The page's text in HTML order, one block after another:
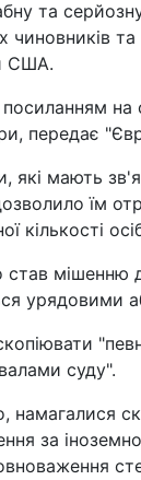
та
США.
передає
мають
їм
кількості
мішенню
урядовими
суду".
за